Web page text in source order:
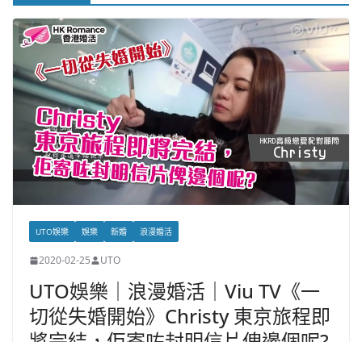
UTO娛樂 娛樂 新婚 浪漫婚活
2020-02-25 UTO
UTO娛樂｜浪漫婚活｜Viu TV《一
切從失婚開始》Christy 東京旅程即